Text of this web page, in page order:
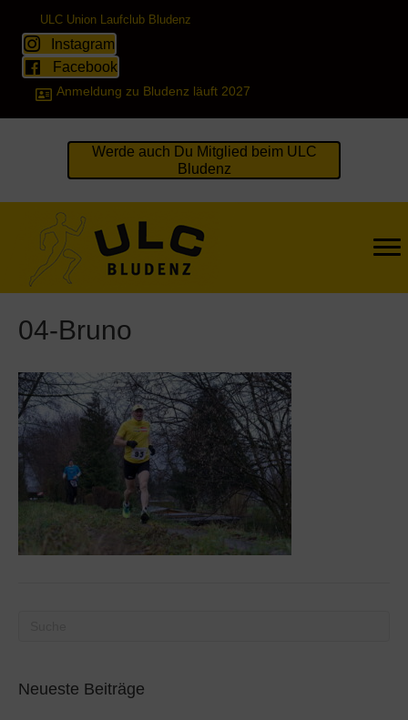
ULC Union Laufclub Bludenz
Instagram
Facebook
Anmeldung zu Bludenz läuft 2027
Werde auch Du Mitglied beim ULC
Bludenz
04-Bruno
Neueste Beiträge